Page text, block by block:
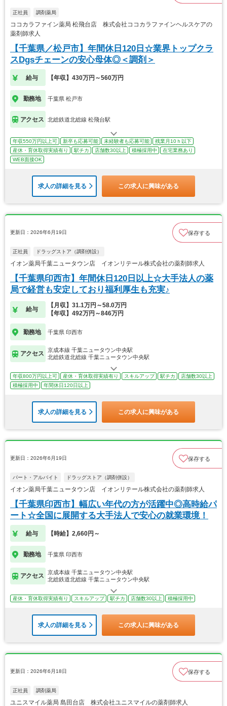
正社員 調剤薬局
ココカラファイン薬局 松飛台店 株式会社ココカラファインヘルスケアの
薬剤師求人
【千葉県／松戸市】年間休日120日☆業界トップクラ
スDgsチェーンの安心母体◎＜調剤＞
給与 【年収】430万円～560万円
勤務地 千葉県 松戸市
アクセス 北総鉄道北総線 松飛台駅
年収550万円以上可 新卒も応募可能 未経験者も応募可能
残業月10ｈ以下
産休・育休取得実績有り
駅チカ 店舗数30以上 積極採用中
在宅業務あり
WEB面接OK
求人の詳細を見る この求人に興味がある
更新日：2026年6月19日 保存する
正社員 ドラッグストア（調剤併設）
イオン薬局千葉ニュータウン店 イオンリテール株式会社の薬剤師求人
【千葉県印西市】年間休日120日以上☆大手法人の薬
局で経営も安定しており福利厚生も充実♪
給与
【月収】31.1万円～58.0万円
【年収】492万円～846万円
勤務地 千葉県 印西市
アクセス
京成本線 千葉ニュータウン中央駅
北総鉄道北総線 千葉ニュータウン中央駅
年収800万円以上可 産休・育休取得実績有り スキルアップ 駅チカ
店舗数30以上
積極採用中
年間休日120日以上
求人の詳細を見る この求人に興味がある
更新日：2026年6月19日 保存する
パート・アルバイト ドラッグストア（調剤併設）
イオン薬局千葉ニュータウン店 イオンリテール株式会社の薬剤師求人
【千葉県印西市】幅広い年代の方が活躍中◎高時給パ
ート☆全国に展開する大手法人で安心の就業環境！
給与 【時給】2,660円～
勤務地 千葉県 印西市
アクセス
京成本線 千葉ニュータウン中央駅
北総鉄道北総線 千葉ニュータウン中央駅
産休・育休取得実績有り スキルアップ 駅チカ 店舗数30以上 積極採用中
求人の詳細を見る この求人に興味がある
更新日：2026年6月18日 保存する
正社員 調剤薬局
ユニスマイル薬局 島田台店 株式会社ユニスマイルの薬剤師求人